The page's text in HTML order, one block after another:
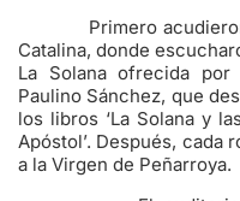
Primero acudieron a
Catalina, donde
La Solana ofrecida
Paulino Sánchez, que
los libros ‘La Solana y
Apóstol’. Después, cada
a la Virgen de Peñarroya.